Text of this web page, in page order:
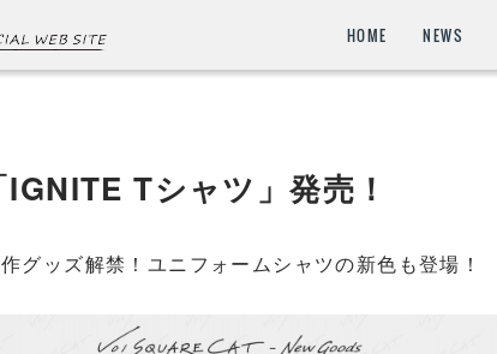
HOME NEWS
Tシャツ」発売！
グッズ解禁！ユニフォームシャツの新色も登場！